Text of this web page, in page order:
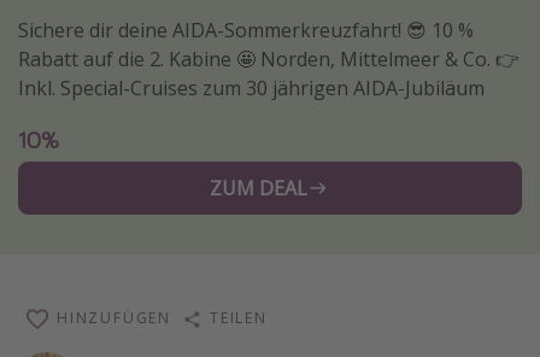
Hotels in Amsterdam
Hotels am Achensee
Weitere Themen
Familienurlaub in der Türkei
Reisepassfreie Reiseziele
Sichere dir deine AIDA-Sommerkreuzfahrt! 😎 10 %
Rabatt auf die 2. Kabine 🤩 Norden, Mittelmeer & Co. 👉
Inkl. Special-Cruises zum 30 jährigen AIDA-Jubiläum
10%
ZUM DEAL
HINZUFÜGEN TEILEN